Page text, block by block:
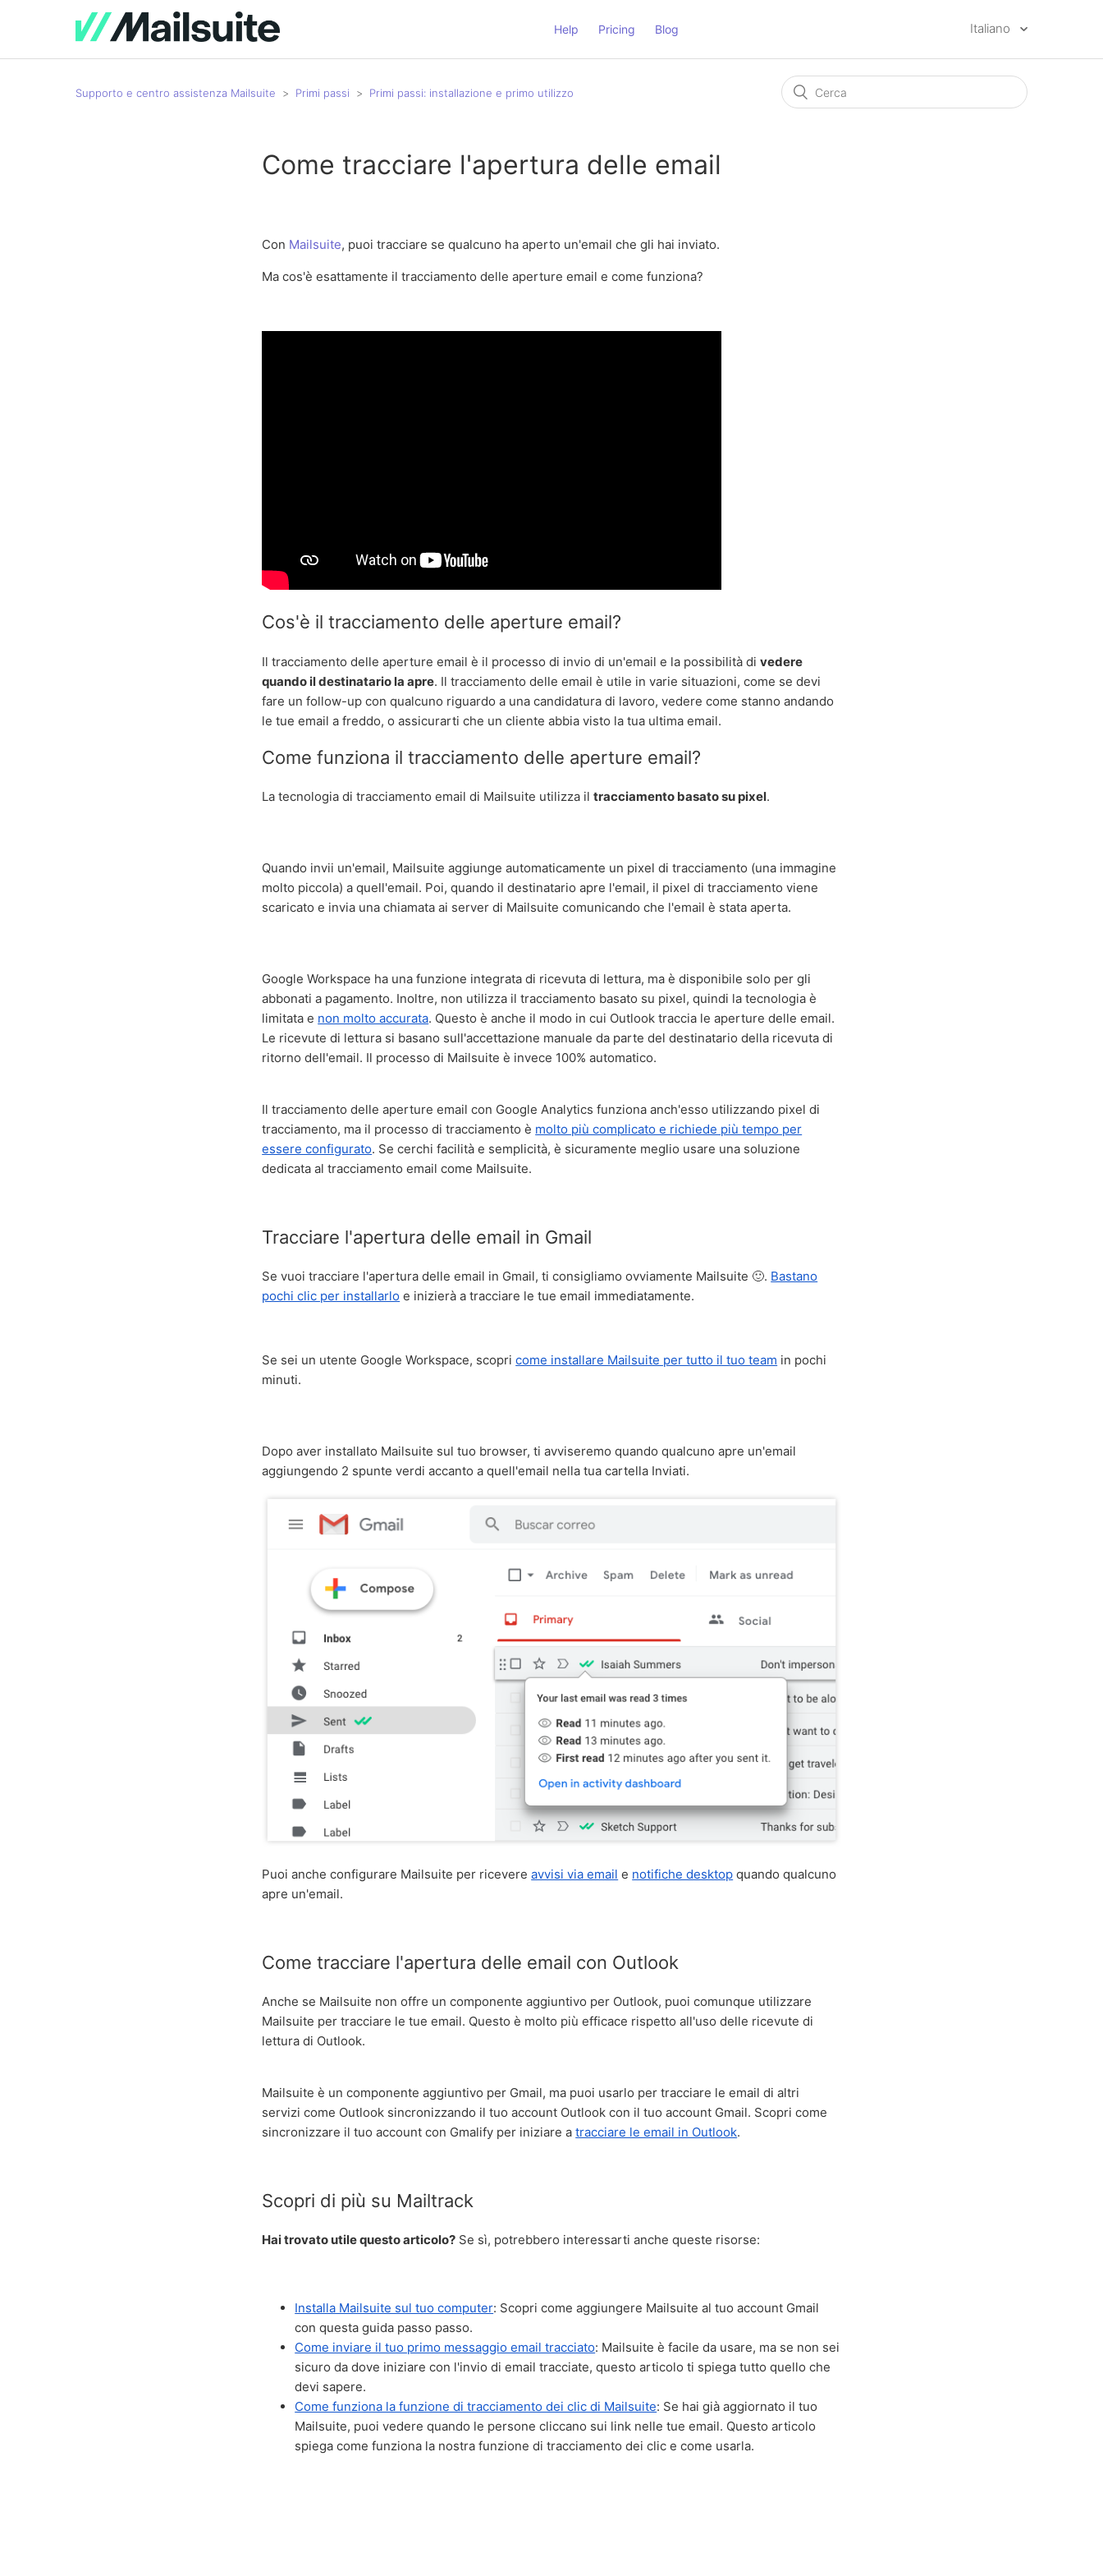
Help Pricing Blog Italiano
Supporto e centro assistenza Mailsuite Primi passi Primi passi: installazione e primo utilizzo
Come tracciare l'apertura delle email
Con Mailsuite, puoi tracciare se qualcuno ha aperto un'email che gli hai inviato.
Ma cos'è esattamente il tracciamento delle aperture email e come funziona?
Cos'è il tracciamento delle aperture email?
Il tracciamento delle aperture email è il processo di invio di un'email e la possibilità divedere
quando il destinatario la apre. Il tracciamento delle email è utile in varie situazioni, come se devi
fare un follow-up con qualcuno riguardo a una candidatura di lavoro, vedere come stanno andando
le tue email a freddo, o assicurarti che un cliente abbia visto la tua ultima email.
Come funziona il tracciamento delle aperture email?
La tecnologia di tracciamento email di Mailsuite utilizza iltracciamento basato su pixel.
Quando invii un'email, Mailsuite aggiunge automaticamente un pixel di tracciamento (una immagine
molto piccola) a quell'email. Poi, quando il destinatario apre l'email, il pixel di tracciamento viene
scaricato e invia una chiamata ai server di Mailsuite comunicando che l'email è stata aperta.
Google Workspace ha una funzione integrata di ricevuta di lettura, ma è disponibile solo per gli
abbonati a pagamento. Inoltre, non utilizza il tracciamento basato su pixel, quindi la tecnologia è
limitata e non molto accurata. Questo è anche il modo in cui Outlook traccia le aperture delle email.
Le ricevute di lettura si basano sull'accettazione manuale da parte del destinatario della ricevuta di
ritorno dell'email. Il processo di Mailsuite è invece 100% automatico.
Il tracciamento delle aperture email con Google Analytics funziona anch'esso utilizzando pixel di
tracciamento, ma il processo di tracciamento è molto più complicato e richiede più tempo per
essere configurato. Se cerchi facilità e semplicità, è sicuramente meglio usare una soluzione
dedicata al tracciamento email come Mailsuite.
Tracciare l'apertura delle email in Gmail
Se vuoi tracciare l'apertura delle email in Gmail, ti consigliamo ovviamente Mailsuite 🙂. Bastano
pochi clic per installarlo e inizierà a tracciare le tue email immediatamente.
Se sei un utente Google Workspace, scopricome installare Mailsuite per tutto il tuo team in pochi
minuti.
Dopo aver installato Mailsuite sul tuo browser, ti avviseremo quando qualcuno apre un'email
aggiungendo 2 spunte verdi accanto a quell'email nella tua cartella Inviati.
Puoi anche configurare Mailsuite per ricevereavvisi via email e notifiche desktop quando qualcuno
apre un'email.
Come tracciare l'apertura delle email con Outlook
Anche se Mailsuite non offre un componente aggiuntivo per Outlook, puoi comunque utilizzare
Mailsuite per tracciare le tue email. Questo è molto più efficace rispetto all'uso delle ricevute di
lettura di Outlook.
Mailsuite è un componente aggiuntivo per Gmail, ma puoi usarlo per tracciare le email di altri
servizi come Outlook sincronizzando il tuo account Outlook con il tuo account Gmail. Scopri come
sincronizzare il tuo account con Gmalify per iniziare atracciare le email in Outlook.
Scopri di più su Mailtrack
Hai trovato utile questo articolo? Se sì, potrebbero interessarti anche queste risorse:
Installa Mailsuite sul tuo computer: Scopri come aggiungere Mailsuite al tuo account Gmail
con questa guida passo passo.
Come inviare il tuo primo messaggio email tracciato: Mailsuite è facile da usare, ma se non sei
sicuro da dove iniziare con l'invio di email tracciate, questo articolo ti spiega tutto quello che
devi sapere.
Come funziona la funzione di tracciamento dei clic di Mailsuite: Se hai già aggiornato il tuo
Mailsuite, puoi vedere quando le persone cliccano sui link nelle tue email. Questo articolo
spiega come funziona la nostra funzione di tracciamento dei clic e come usarla.